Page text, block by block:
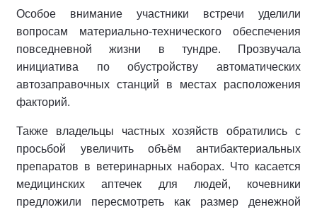
Особое внимание участники встречи уделили
вопросам материально-технического обеспечения
повседневной жизни в тундре. Прозвучала
инициатива по обустройству автоматических
автозаправочных станций в местах расположения
факторий.
Также владельцы частных хозяйств обратились с
просьбой увеличить объём антибактериальных
препаратов в ветеринарных наборах. Что касается
медицинских аптечек для людей, кочевники
предложили пересмотреть как размер денежной